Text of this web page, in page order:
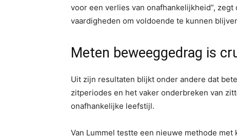
voor een verlies van onafhankelijkheid”,
vaardigheden om voldoende te kunnen
Meten beweeggedrag is
Uit zijn resultaten blijkt onder andere dat
zitperiodes en het vaker onderbreken van
onafhankelijke leefstijl.
Van Lummel testte een nieuwe methode